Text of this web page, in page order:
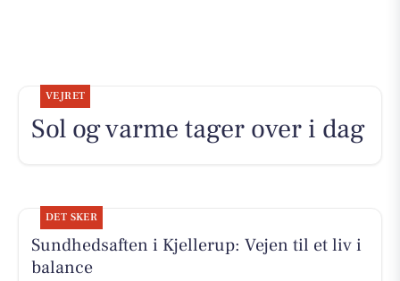
VEJRET
Sol og varme tager over i dag
DET SKER
Sundhedsaften i Kjellerup: Vejen til et liv i
balance